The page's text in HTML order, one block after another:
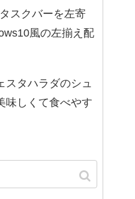
スクバーを左寄
風の左揃え配
スタハラダのシュ
味しくて食べやす